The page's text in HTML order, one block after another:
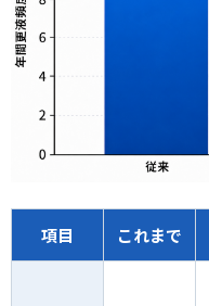
項目 これまで